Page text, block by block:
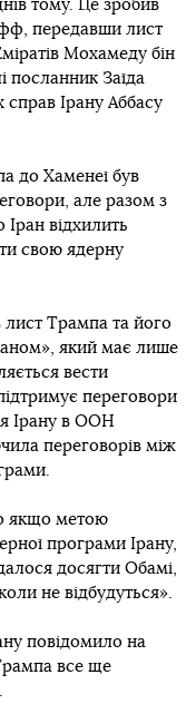
тому. Це зробив
передавши лист
Мохамеду бін
посланник Заїда
справ Ірану Аббасу
до Хаменеї був
але разом з
відхилить
свою ядерну
Трампа та його
який має лише
вести
переговори
Ірану в ООН
переговорів між
якщо метою
програми Ірану,
досягти Обамі,
не відбудуться».
повідомило на
все ще